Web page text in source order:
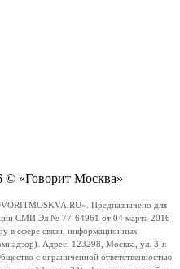
© «Говорит Москва»
Предназначено для
СМИ Эл № 77-64961 от 04 марта 2016
в сфере связи, информационных
Адрес: 123298, Москва, ул. 3-я
с ограниченной ответственностью